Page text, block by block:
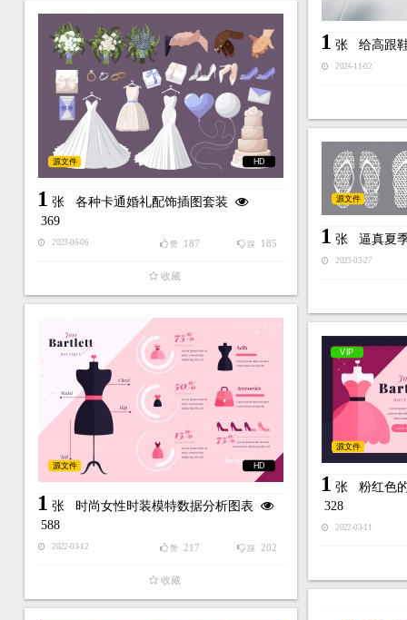
1 张 给高跟
2024-11-02
HD
源文件
1 张 各种卡通婚礼配饰插图套装
369
2023-06-06 踩 185
赞 187
收藏
源文件
1 张 逼真夏
2023-03-27
HD
源文件
1 张 时尚女性时装模特数据分析图表
588
2022-03-12 踩 202
赞 217
收藏
VIP
源文件
1 张 粉红色
328
2022-03-11